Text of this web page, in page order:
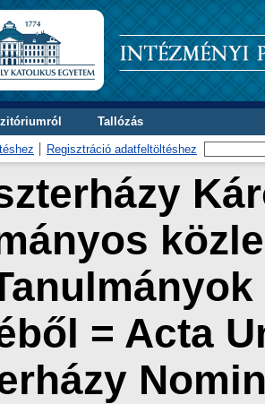
Tallózás
Regisztráció adatfeltöltéshez
= Acta